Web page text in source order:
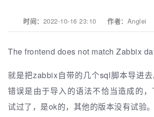
时间： 2022-10-16 23:10作者： Anglei
The frontend does not match Zabbix
就是把zabbix自带的几个sql脚本导进
错误是由于导入的语法不恰当造成的
试过了，是ok的，其他的版本没有试验。